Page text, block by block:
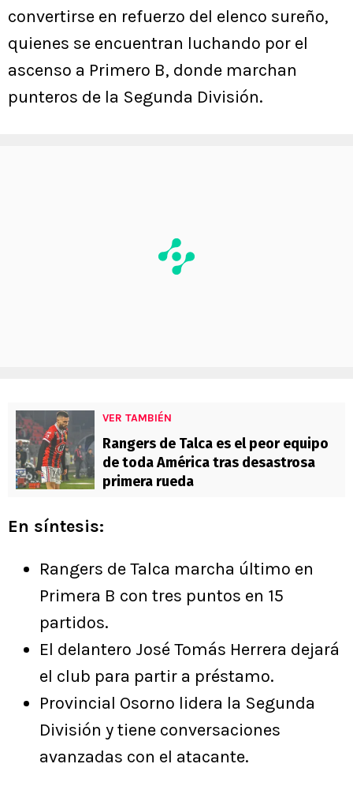
convertirse en refuerzo del elenco sureño,
quienes se encuentran luchando por el
ascenso a Primero B, donde marchan
punteros de la Segunda División.
VER TAMBIÉN
Rangers de Talca es el peor equipo
de toda América tras desastrosa
primera rueda
En síntesis:
Rangers de Talca marcha último en
Primera B con tres puntos en 15
partidos.
El delantero José Tomás Herrera dejará
el club para partir a préstamo.
Provincial Osorno lidera la Segunda
División y tiene conversaciones
avanzadas con el atacante.